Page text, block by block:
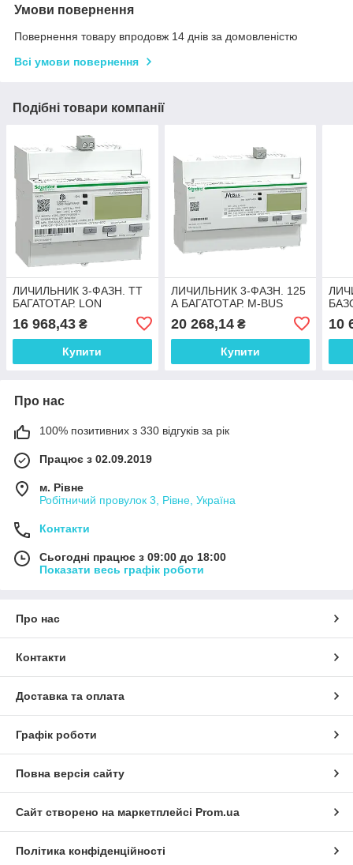
Умови повернення
Повернення товару впродовж 14 днів за домовленістю
Всі умови повернення
Подібні товари компанії
ЛИЧИЛЬНИК 3-ФАЗН. ТТ
БАГАТОТАР. LON
16 968,43 ₴
Купити
ЛИЧИЛЬНИК 3-ФАЗН. 125
А БАГАТОТАР. M-BUS
20 268,14₴
Купити
10
Про нас
100% позитивних з 330 відгуків за рік
Працює з 02.09.2019
м. Рівне
Робітничий провулок 3, Рівне, Україна
Контакти
Сьогодні працює з 09:00 до 18:00
Показати весь графік роботи
Про нас
Контакти
Доставка та оплата
Графік роботи
Повна версія сайту
Сайт створено на маркетплейсі Prom.ua
Політика конфіденційності